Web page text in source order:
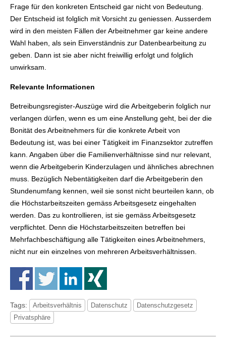
Frage für den konkreten Entscheid gar nicht von Bedeutung.
Der Entscheid ist folglich mit Vorsicht zu geniessen. Ausserdem
wird in den meisten Fällen der Arbeitnehmer gar keine andere
Wahl haben, als sein Einverständnis zur Datenbearbeitung zu
geben. Dann ist sie aber nicht freiwillig erfolgt und folglich
unwirksam.
Relevante Informationen
Betreibungsregister-Auszüge wird die Arbeitgeberin folglich nur
verlangen dürfen, wenn es um eine Anstellung geht, bei der die
Bonität des Arbeitnehmers für die konkrete Arbeit von
Bedeutung ist, was bei einer Tätigkeit im Finanzsektor zutreffen
kann. Angaben über die Familienverhältnisse sind nur relevant,
wenn die Arbeitgeberin Kinderzulagen und ähnliches abrechnen
muss. Bezüglich Nebentätigkeiten darf die Arbeitgeberin den
Stundenumfang kennen, weil sie sonst nicht beurteilen kann, ob
die Höchstarbeitszeiten gemäss Arbeitsgesetz eingehalten
werden. Das zu kontrollieren, ist sie gemäss Arbeitsgesetz
verpflichtet. Denn die Höchstarbeitszeiten betreffen bei
Mehrfachbeschäftigung alle Tätigkeiten eines Arbeitnehmers,
nicht nur ein einzelnes von mehreren Arbeitsverhältnissen.
Tags: Arbeitsverhältnis Datenschutz
Datenschutzgesetz
Privatsphäre